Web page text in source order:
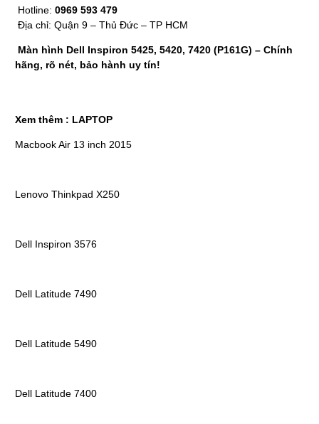
Hotline: 0969 593 479
Địa chỉ: Quận 9 – Thủ Đức – TP HCM
Màn hình Dell Inspiron 5425, 5420, 7420 (P161G) – Chính
hãng, rõ nét, bảo hành uy tín!
Xem thêm : LAPTOP
Macbook Air 13 inch 2015
Lenovo Thinkpad X250
Dell Inspiron 3576
Dell Latitude 7490
Dell Latitude 5490
Dell Latitude 7400